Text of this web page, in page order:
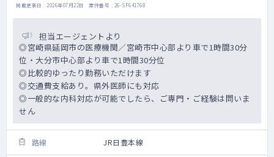
掲載更新日 : 2026年07月22日 案件番号 : 26-SF641768
担当エージェントより
◎宮崎県延岡市の医療機関／宮崎市中心部より車で1時間30分
位・大分市中心部より車で1時間30分位
◎比較的ゆったり勤務いただけます
◎交通費支給あり。県外医師にも対応
◎一般的な内科対応が可能でしたら、ご専門・ご経験は問いま
せん
路線 JR日豊本線